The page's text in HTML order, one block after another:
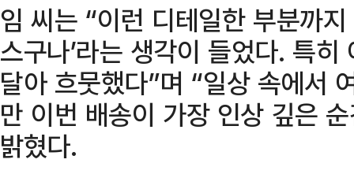
임 씨는 “이런 디테일한 부분까
스구나’라는 생각이 들었다. 특
달아 흐뭇했다”며 “일상 속에서
만 이번 배송이 가장 인상 깊은
밝혔다.